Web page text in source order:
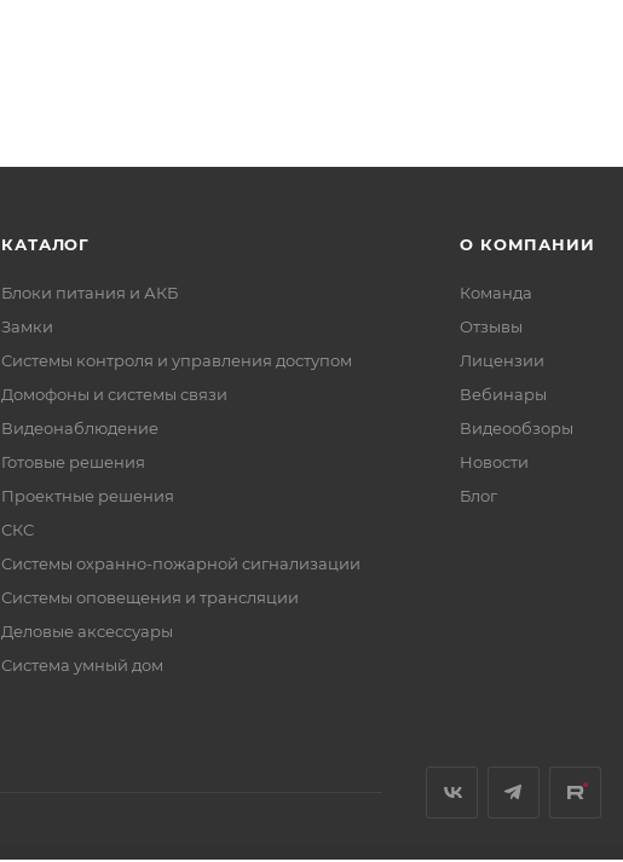
КАТАЛОГ
Блоки питания и АКБ
Замки
Системы контроля и управления доступом
Домофоны и системы связи
Видеонаблюдение
Готовые решения
Проектные решения
СКС
Системы охранно-пожарной сигнализации
Системы оповещения и трансляции
Деловые аксессуары
Система умный дом
О КОМПАНИИ
Команда
Отзывы
Лицензии
Вебинары
Видеообзоры
Новости
Блог